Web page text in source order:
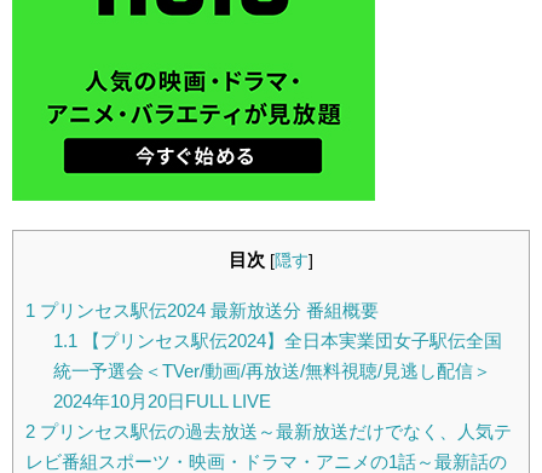
目次 [隠す]
1 プリンセス駅伝2024 最新放送分 番組概要
1.1 【プリンセス駅伝2024】全日本実業団女子駅伝全国
統一予選会＜TVer/動画/再放送/無料視聴/見逃し配信＞
2024年10月20日FULL LIVE
2 プリンセス駅伝の過去放送～最新放送だけでなく、人気テ
レビ番組スポーツ・映画・ドラマ・アニメの1話～最新話の